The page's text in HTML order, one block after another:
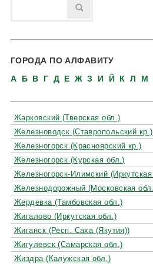
ГОРОДА ПО АЛФАВИТУ
А
Б В Г Д Е Ж З И Й К Л М
Жарковский (Тверская обл.)
Железноводск (Ставропольский кр.)
Железногорск (Красноярский кр.)
Железногорск (Курская обл.)
Железногорск-Илимский
Железнодорожный (Московская
Жердевка (Тамбовская обл.)
Жигалово (Иркутская обл.)
Жиганск (Респ. Саха (Якутия))
Жигулевск (Самарская обл.)
Жиздра (Калужская обл.)